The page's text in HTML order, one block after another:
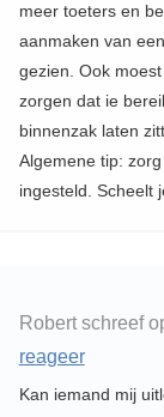
meer toeters en
aanmaken van
gezien. Ook
zorgen dat ie
binnenzak laten
Algemene tip:
ingesteld. Scheelt
Robert schreef
reageer
Kan iemand mij